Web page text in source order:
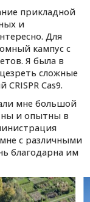
прикладной
и
Для
кампус с
Я была в
сложные
Cas9.
мне большой
и опытны в
с различными
благодарна им